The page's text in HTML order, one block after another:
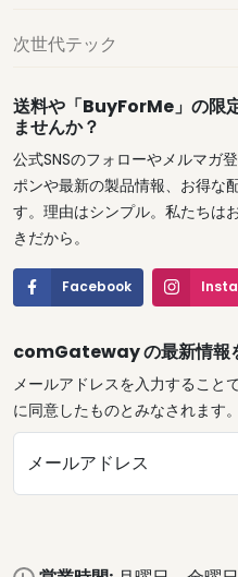
次世代テック
送料や「BuyForMe」の限
ませんか？
公式SNSのフォローやメルマガ
ポンや最新の製品情報、お得な
す。理由はシンプル。私たちは
きだから。
Facebook
comGateway の最新情報
メールアドレスを入力すること
に同意したものとみなされます。
メールアドレス